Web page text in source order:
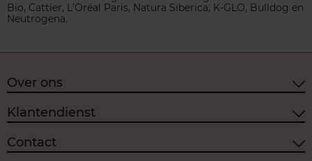
Bio, Cattier, L'Oréal Paris, Natura Siberica, K-GLO, Bulldog en
Neutrogena.
Over ons
Klantendienst
Contact